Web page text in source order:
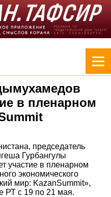
в пленарном
председатель
Гурбангулы
участие в пленарном
экономического
мир: KazanSummit»,
РТ с 19 по 21 мая.